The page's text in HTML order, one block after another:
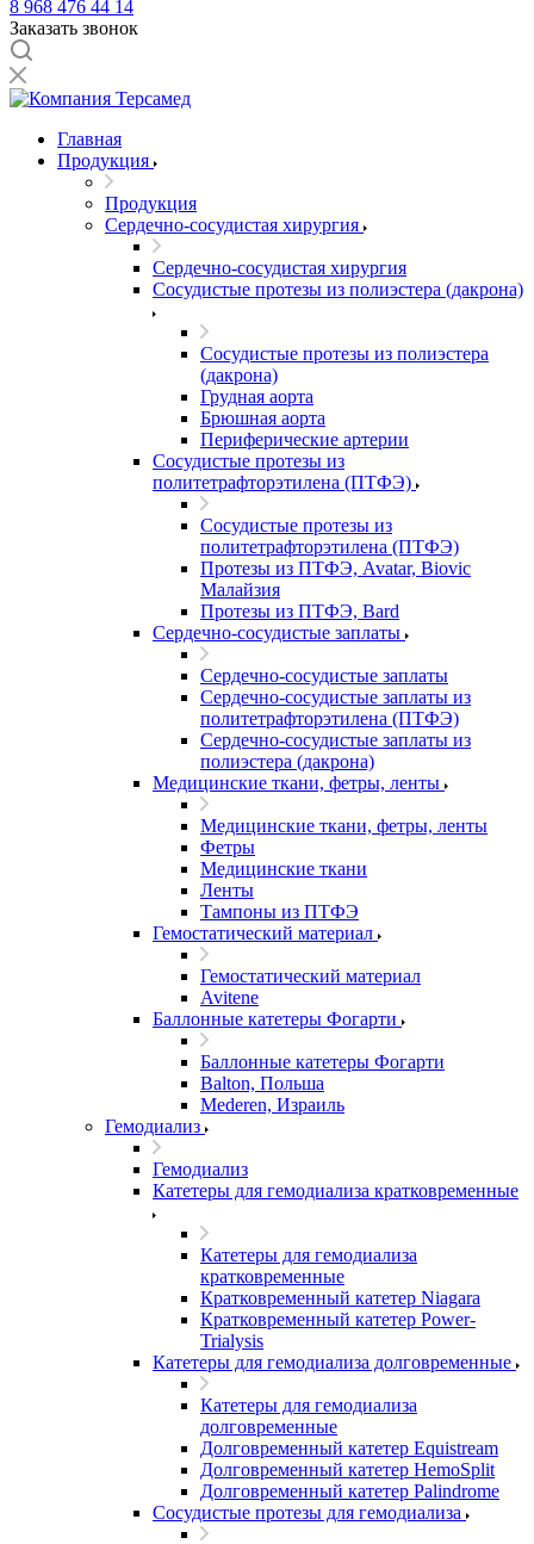
8 968 476 44 14
Заказать звонок
Главная
Продукция
Продукция
Сердечно-сосудистая хирургия
Сердечно-сосудистая хирургия
Сосудистые протезы из полиэстера (дакрона)
Сосудистые протезы из полиэстера
(дакрона)
Грудная аорта
Брюшная аорта
Периферические артерии
Сосудистые протезы из
политетрафторэтилена (ПТФЭ)
Сосудистые протезы из
политетрафторэтилена (ПТФЭ)
Протезы из ПТФЭ, Avatar, Biovic
Малайзия
Протезы из ПТФЭ, Bard
Сердечно-сосудистые заплаты
Сердечно-сосудистые заплаты
Сердечно-сосудистые заплаты из
политетрафторэтилена (ПТФЭ)
Сердечно-сосудистые заплаты из
полиэстера (дакрона)
Медицинские ткани, фетры, ленты
Медицинские ткани, фетры, ленты
Фетры
Медицинские ткани
Ленты
Тампоны из ПТФЭ
Гемостатический материал
Гемостатический материал
Avitene
Баллонные катетеры Фогарти
Баллонные катетеры Фогарти
Balton, Польша
Mederen, Израиль
Гемодиализ
Гемодиализ
Катетеры для гемодиализа кратковременные
Катетеры для гемодиализа
кратковременные
Кратковременный катетер Niagara
Кратковременный катетер Power-
Trialysis
Катетеры для гемодиализа долговременные
Катетеры для гемодиализа
долговременные
Долговременный катетер Equistream
Долговременный катетер HemoSplit
Долговременный катетер Palindrome
Сосудистые протезы для гемодиализа